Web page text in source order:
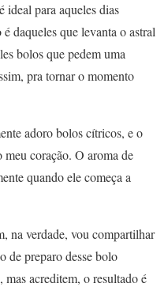
ideal para aqueles dias
daqueles que levanta o astral
bolos que pedem uma
pra tornar o momento
adoro bolos cítricos, e o
coração. O aroma de
quando ele começa a
na verdade, vou compartilhar
de preparo desse bolo
acreditem, o resultado é